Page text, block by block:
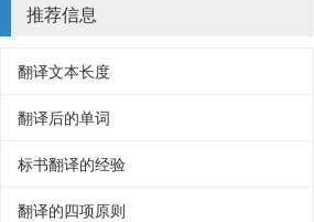
推荐信息
翻译文本长度
翻译后的单词
标书翻译的经验
翻译的四项原则